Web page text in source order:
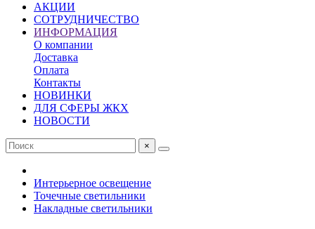
АКЦИИ
СОТРУДНИЧЕСТВО
ИНФОРМАЦИЯ
О компании
Доставка
Оплата
Контакты
НОВИНКИ
ДЛЯ СФЕРЫ ЖКХ
НОВОСТИ
×
Интерьерное освещение
Точечные светильники
Накладные светильники